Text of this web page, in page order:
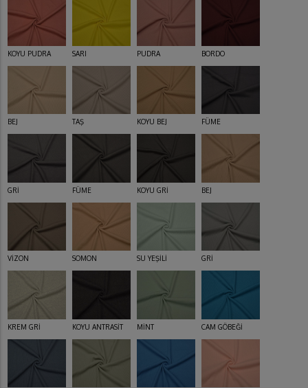
KOYU PUDRA SARI PUDRA BORDO
BEJ TAŞ KOYU BEJ FÜME
GRİ FÜME KOYU GRİ BEJ
VİZON SOMON SU YEŞİLİ GRİ
KREM GRİ KOYU ANTRASİT MİNT CAM GÖBEĞİ